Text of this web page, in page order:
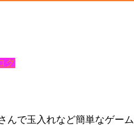
グ
で玉入れなど簡単なゲー